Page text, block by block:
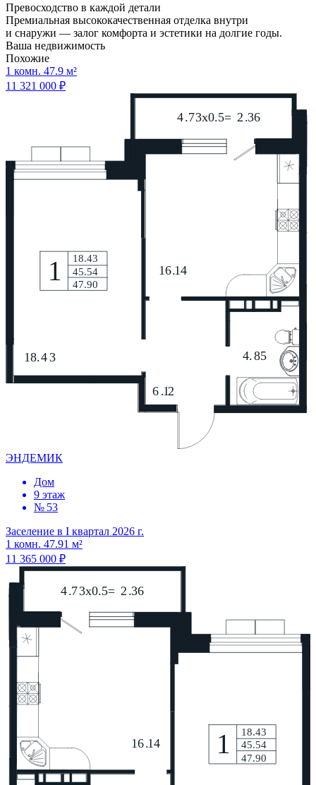
Превосходство в каждой детали
Премиальная высококачественная отделка внутри
и снаружи — залог комфорта и эстетики на долгие годы.
Ваша недвижимость
Похожие
1 комн. 47.9 м²
11 321 000 ₽
ЭНДЕМИК
Дом
9 этаж
№ 53
Заселение в I квартал 2026 г.
1 комн. 47.91 м²
11 365 000 ₽